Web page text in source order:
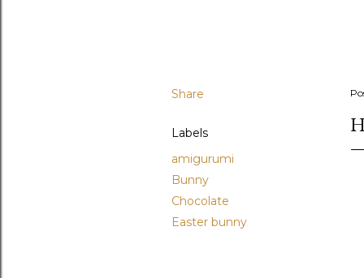
Share
Labels
amigurumi
Bunny
Chocolate
Easter bunny